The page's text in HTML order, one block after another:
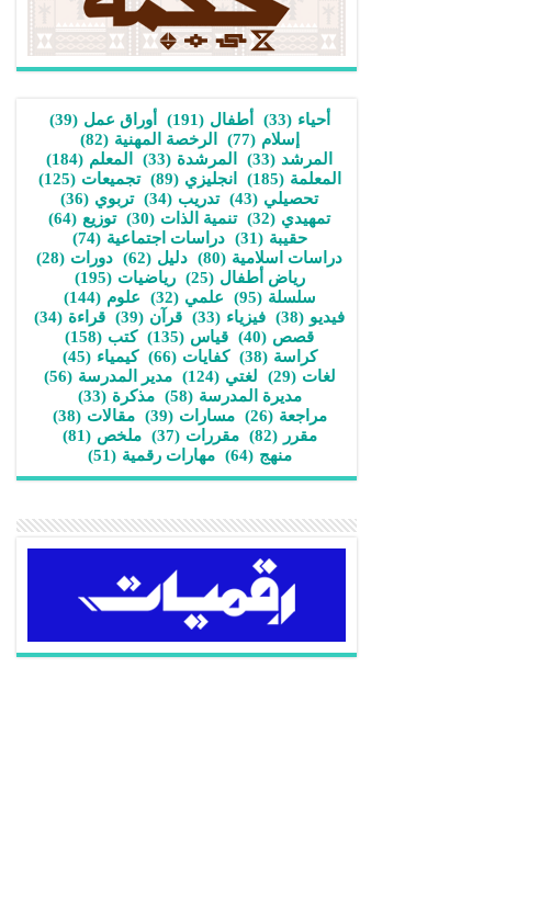
أحياء (33) أطفال (191) أوراق عمل (39)
إسلام (77) الرخصة المهنية (82)
المرشد (33) المرشدة (33) المعلم (184)
المعلمة (185) انجليزي (89) تجميعات (125)
تحصيلي (43) تدريب (34) تربوي (36)
تمهيدي (32) تنمية الذات (30) توزيع (64)
حقيبة (31) دراسات اجتماعية (74)
دراسات اسلامية (80) دليل (62) دورات (28)
رياض أطفال (25) رياضيات (195)
سلسلة (95) علمي (32) علوم (144)
فيديو (38) فيزياء (33) قرآن (39) قراءة (34)
قصص (40) قياس (135) كتب (158)
كراسة (38) كفايات (66) كيمياء (45)
لغات (29) لغتي (124) مدير المدرسة (56)
مديرة المدرسة (58) مذكرة (33)
مراجعة (26) مسارات (39) مقالات (38)
مقرر (82) مقررات (37) ملخص (81)
منهج (64) مهارات رقمية (51)